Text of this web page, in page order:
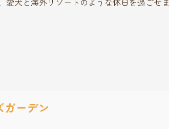
愛犬と海外リゾートのような休日を過ごせま
ガーデン